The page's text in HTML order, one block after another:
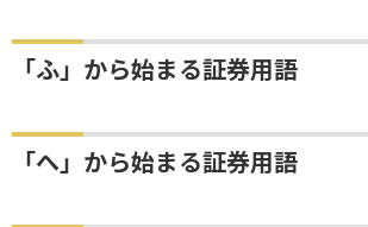
「ふ」から始まる証券用語
「へ」から始まる証券用語